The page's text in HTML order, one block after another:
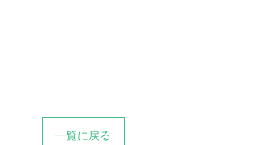
一覧に戻る